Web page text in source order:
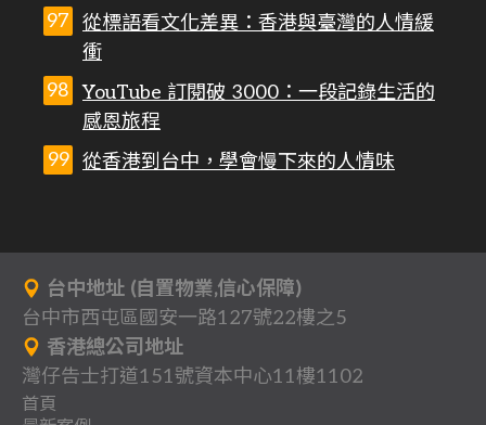
從標語看文化差異：香港與臺灣的人情緩
衝
YouTube 訂閱破 3000：一段記錄生活的
感恩旅程
從香港到台中，學會慢下來的人情味
台中地址 (自置物業,信心保障)
台中市西屯區國安一路127號22樓之5
香港總公司地址
灣仔告士打道151號資本中心11樓1102
首頁